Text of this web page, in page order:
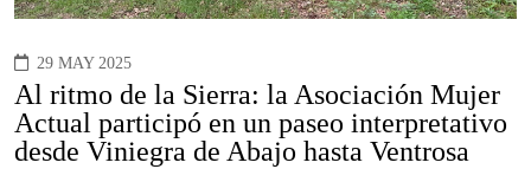
29 MAY 2025
Al ritmo de la Sierra: la Asociación Mujer
Actual participó en un paseo interpretativo
desde Viniegra de Abajo hasta Ventrosa